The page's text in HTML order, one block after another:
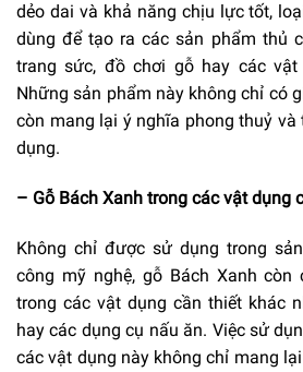
dẻo dai và khả năng chịu lực tốt,
dùng để tạo ra các sản phẩm thủ
trang sức, đồ chơi gỗ hay các
Những sản phẩm này không chỉ có
còn mang lại ý nghĩa phong thuỷ
dụng.
– Gỗ Bách Xanh trong các vật dụng
Không chỉ được sử dụng trong
công mỹ nghệ, gỗ Bách Xanh
trong các vật dụng cần thiết khác
hay các dụng cụ nấu ăn. Việc sử
các vật dụng này không chỉ mang